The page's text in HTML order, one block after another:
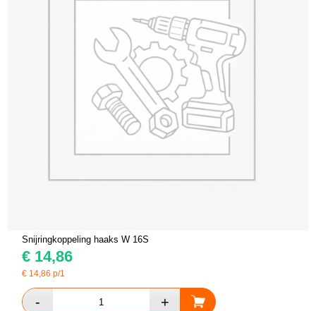
Snijringkoppeling haaks W 16S
€ 14,86
€ 14,86 p/1